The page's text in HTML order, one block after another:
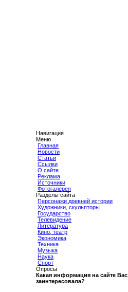
Навигация
Меню
Главная
Новости
Статьи
Ссылки
О сайте
Реклама
Источники
Фотогалерея
Разделы сайта
Персонажи древней истории
Художники, скульпторы
Государство
Телевидение
Литература
Кино, театр
Экономика
Техника
Музыка
Наука
Спорт
Опросы
Какая информация на сайте Вас
заинтересовала?